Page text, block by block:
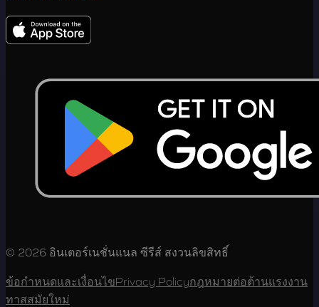
© 2026 อินเตอร์เนชั่นแนล ซีรีส์ สงวนลิขสิทธิ์
ข้อกำหนดและเงื่อนไขPrivacy Policyกฎหมายต่อต้านแรงงาน
ทาสสมัยใหม่